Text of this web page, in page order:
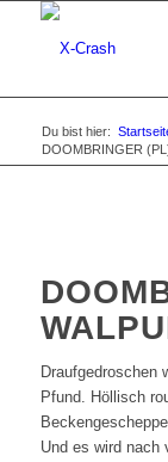
Du bist hier:
DOOMBRINGER
Draufgedroschen
Pfund. Höllisch
Und es wird nach